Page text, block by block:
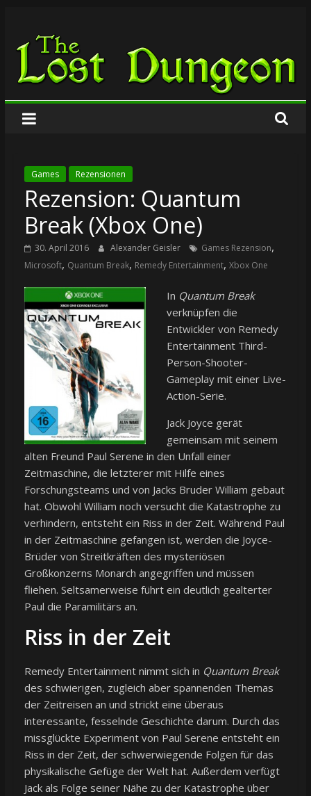
springen
The
Lost
Dungeon
Games Rezensionen
Rezension: Quantum
Break (Xbox One)
30. April 2016 Alexander Geisler Games Rezension,
Microsoft, Quantum Break, Remedy Entertainment, Xbox One
In Quantum Break
verknüpfen die
Entwickler von Remedy
Entertainment Third-
Person-Shooter-
Gameplay mit einer Live-
Action-Serie.
Jack Joyce gerät
gemeinsam mit seinem
alten Freund Paul Serene in den Unfall einer
Zeitmaschine, die letzterer mit Hilfe eines
Forschungsteams und von Jacks Bruder William gebaut
hat. Obwohl William noch versucht die Katastrophe zu
verhindern, entsteht ein Riss in der Zeit. Während Paul
in der Zeitmaschine gefangen ist, werden die Joyce-
Brüder von Streitkräften des mysteriösen
Großkonzerns Monarch angegriffen und müssen
fliehen. Seltsamerweise führt ein deutlich gealterter
Paul die Paramilitärs an.
Riss in der Zeit
Remedy Entertainment nimmt sich in Quantum Break
des schwierigen, zugleich aber spannenden Themas
der Zeitreisen an und strickt eine überaus
interessante, fesselnde Geschichte darum. Durch das
missglückte Experiment von Paul Serene entsteht ein
Riss in der Zeit, der schwerwiegende Folgen für das
physikalische Gefüge der Welt hat. Außerdem verfügt
Jack als Folge seiner Nähe zu der Katastrophe über